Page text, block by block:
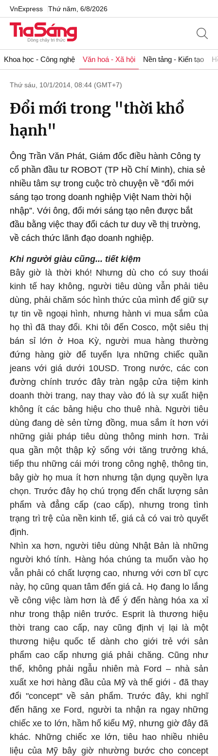
VnExpress Thứ năm, 6/8/2026
Khoa học - Công nghệ Văn hoá - Xã hội Nền tảng - Kiến tạo
Thứ sáu, 10/1/2014, 08:44 (GMT+7)
Đổi mới trong "thời khổ
hạnh"
Ông Trần Văn Phát, Giám đốc điều hành Công ty
cổ phần đầu tư ROBOT (TP Hồ Chí Minh), chia sẻ
nhiều tâm sự trong cuộc trò chuyện về “đổi mới
sáng tạo trong doanh nghiệp Việt Nam thời hội
nhập”. Với ông, đổi mới sáng tạo nên được bắt
đầu bằng việc thay đổi cách tư duy về thị trường,
về cách thức lãnh đạo doanh nghiệp.
Khi người giàu cũng... tiết kiệm
Bây giờ là thời khó! Nhưng dù cho có suy thoái
kinh tế hay không, người tiêu dùng vẫn phải tiêu
dùng, phải chăm sóc hình thức của mình để giữ sự
tự tin về ngoại hình, nhưng hành vi mua sắm của
họ thì đã thay đổi. Khi tôi đến Cosco, một siêu thị
bán sỉ lớn ở Hoa Kỳ, người mua hàng thường
đứng hàng giờ để tuyển lựa những chiếc quần
jeans với giá dưới 10USD. Trong nước, các con
đường chính trước đây tràn ngập cửa tiệm kinh
doanh thời trang, nay thay vào đó là sự xuất hiện
không ít các bảng hiệu cho thuê nhà. Người tiêu
dùng đang dè sẻn từng đồng, mua sắm ít hơn với
những giải pháp tiêu dùng thông minh hơn. Trải
qua gần một thập kỷ sống với tăng trưởng khá,
tiếp thu những cái mới trong công nghệ, thông tin,
bây giờ họ mua ít hơn nhưng tận dụng quyền lựa
chọn. Trước đây họ chú trọng đến chất lượng sản
phẩm và đẳng cấp (cao cấp), nhưng trong tình
trạng trì trệ của nền kinh tế, giá cả có vai trò quyết
định.
Nhìn xa hơn, người tiêu dùng Nhật Bản là những
người khó tính. Hàng hóa chúng ta muốn vào họ
vẫn phải có chất lượng cao, nhưng với cơn bĩ cực
này, họ cũng quan tâm đến giá cả. Họ đang lo lắng
về công việc làm hơn là để ý đến hàng hóa xa xỉ
như trong thập niên trước. Esprit là thương hiệu
thời trang cao cấp, nay cũng định vị lại là một
thương hiệu quốc tế dành cho giới trẻ với sản
phẩm cao cấp nhưng giá phải chăng. Cũng như
thế, không phải ngẫu nhiên mà Ford – nhà sản
xuất xe hơi hàng đầu của Mỹ và thế giới - đã thay
đổi "concept" về sản phẩm. Trước đây, khi nghĩ
đến hãng xe Ford, người ta nhận ra ngay những
chiếc xe to lớn, hầm hố kiểu Mỹ, nhưng giờ đây đã
khác. Những chiếc xe lớn, tiêu hao nhiều nhiêu
liệu của Mỹ bây giờ nhường bước cho concept